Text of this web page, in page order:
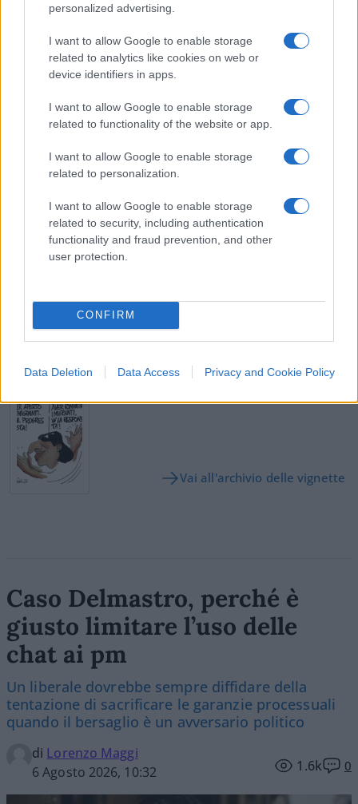
personalized advertising.
I want to allow Google to enable storage
related to analytics like cookies on web or
device identifiers in apps.
I want to allow Google to enable storage
related to functionality of the website or app.
I want to allow Google to enable storage
related to personalization.
I want to allow Google to enable storage
related to security, including authentication
functionality and fraud prevention, and other
user protection.
CONFIRM
Data Deletion Data Access Privacy and Cookie Policy
abbiamo competenze digitali e questo sarà lo
sviluppo futuro con un ruolo anche molto
importante della flessibilità”, ha osservato
Gostinelli sul punto. La sfida non riguarda solo
l’ambiente ma anche e soprattutto la crescita.
Marco Leardi, 26 luglio 2025
Nicolaporro.it è anche su Whatsapp. È
#LA RIPARTENZA 2025
SEDUTE SATIRICHE
Vai all'archivio delle vignette
Caso Delmastro, perché è
giusto limitare l’uso delle
chat ai pm
Un liberale dovrebbe sempre diffidare della
tentazione di sacrificare le garanzie processuali
quando il bersaglio è un avversario politico
di Lorenzo Maggi
6 Agosto 2026, 10:32
1.6k 0